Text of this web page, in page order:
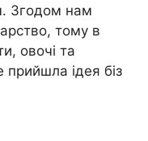
Згодом нам
тому в
овочі та
ідея біз